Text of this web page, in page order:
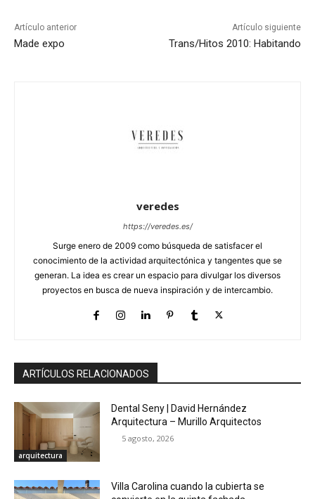
Artículo anterior
Made expo
Artículo siguiente
Trans/Hitos 2010: Habitando
veredes
https://veredes.es/
Surge enero de 2009 como búsqueda de satisfacer el
conocimiento de la actividad arquitectónica y tangentes que se
generan. La idea es crear un espacio para divulgar los diversos
proyectos en busca de nueva inspiración y de intercambio.
ARTÍCULOS RELACIONADOS
arquitectura
Dental Seny | David Hernández
Arquitectura – Murillo Arquitectos
5 agosto, 2026
Villa Carolina cuando la cubierta se